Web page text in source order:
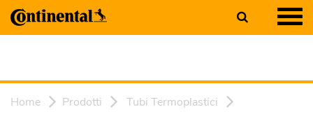
Home Prodotti
Tubi Termoplastici